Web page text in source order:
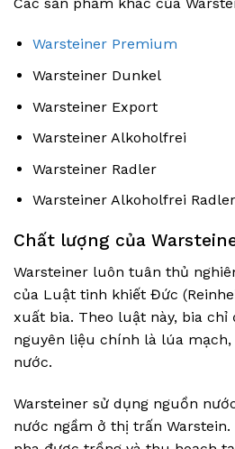
Warsteiner Premium
Warsteiner Dunkel
Warsteiner Export
Warsteiner Alkoholfrei
Warsteiner Radler
Warsteiner Alkoholfrei Radler
Chất lượng của
Warsteiner luôn tuân thủ
của Luật tinh khiết Đức
xuất bia. Theo luật này, bia chỉ
nguyên liệu chính là lúa mạch,
nước.
Warsteiner sử dụng nguồn
nước ngầm ở thị trấn